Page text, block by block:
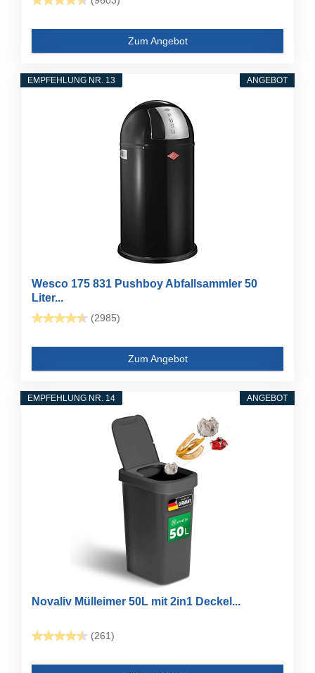
Zum Angebot
ANGEBOT
EMPFEHLUNG NR. 13
Wesco 175 831 Pushboy Abfallsammler 50
Liter...
(2985)
Zum Angebot
ANGEBOT
EMPFEHLUNG NR. 14
Novaliv Mülleimer 50L mit 2in1 Deckel...
(261)